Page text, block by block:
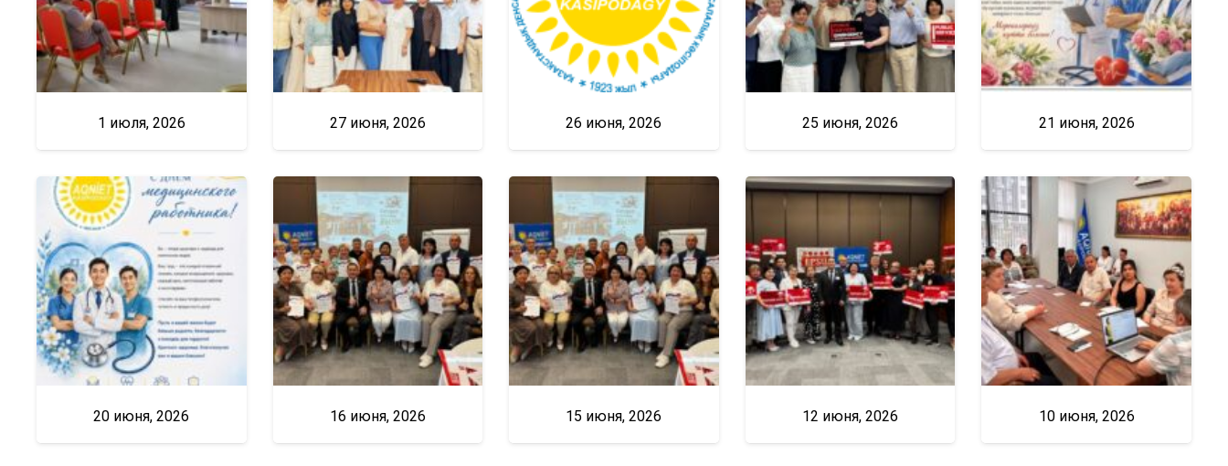
1 июля, 2026 27 июня, 2026 26 июня, 2026 25 июня, 2026 21 июня, 2026
20 июня, 2026 16 июня, 2026 15 июня, 2026 12 июня, 2026 10 июня, 2026